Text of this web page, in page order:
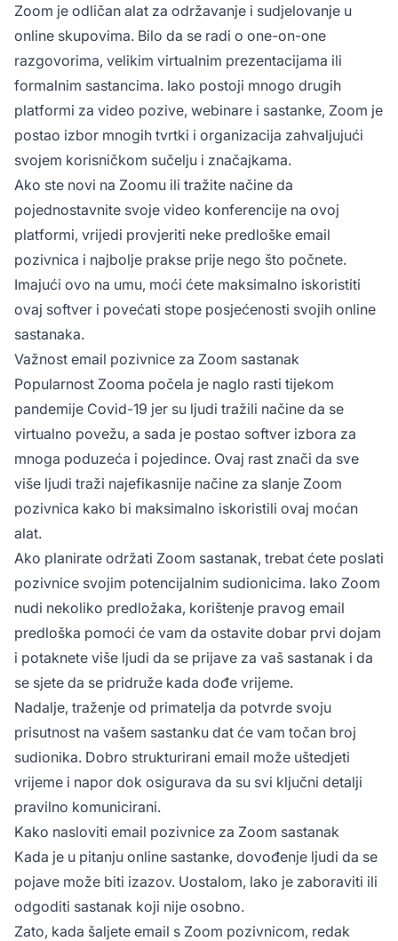
Zoom je odličan alat za održavanje i sudjelovanje u
online skupovima. Bilo da se radi o one-on-one
razgovorima, velikim virtualnim prezentacijama ili
formalnim sastancima. Iako postoji mnogo drugih
platformi za video pozive, webinare i sastanke, Zoom je
postao izbor mnogih tvrtki i organizacija zahvaljujući
svojem korisničkom sučelju i značajkama.
Ako ste novi na Zoomu ili tražite načine da
pojednostavnite svoje video konferencije na ovoj
platformi, vrijedi provjeriti neke predloške email
pozivnica i najbolje prakse prije nego što počnete.
Imajući ovo na umu, moći ćete maksimalno iskoristiti
ovaj softver i povećati stope posjećenosti svojih online
sastanaka.
Važnost email pozivnice za Zoom sastanak
Popularnost Zooma počela je naglo rasti tijekom
pandemije Covid-19 jer su ljudi tražili načine da se
virtualno povežu, a sada je postao softver izbora za
mnoga poduzeća i pojedince. Ovaj rast znači da sve
više ljudi traži najefikasnije načine za slanje Zoom
pozivnica kako bi maksimalno iskoristili ovaj moćan
alat.
Ako planirate održati Zoom sastanak, trebat ćete poslati
pozivnice svojim potencijalnim sudionicima. Iako Zoom
nudi nekoliko predložaka, korištenje pravog email
predloška pomoći će vam da ostavite dobar prvi dojam
i potaknete više ljudi da se prijave za vaš sastanak i da
se sjete da se pridruže kada dođe vrijeme.
Nadalje, traženje od primatelja da potvrde svoju
prisutnost na vašem sastanku dat će vam točan broj
sudionika. Dobro strukturirani email može uštedjeti
vrijeme i napor dok osigurava da su svi ključni detalji
pravilno komunicirani.
Kako nasloviti email pozivnice za Zoom sastanak
Kada je u pitanju online sastanke, dovođenje ljudi da se
pojave može biti izazov. Uostalom, lako je zaboraviti ili
odgoditi sastanak koji nije osobno.
Zato, kada šaljete email s Zoom pozivnicom, redak